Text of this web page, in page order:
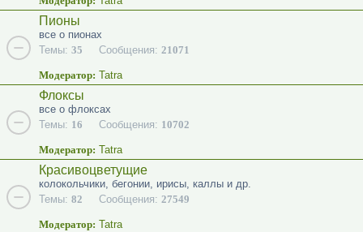
Пионы
все о пионах
Темы: 35 Сообщения: 21071
Модератор: Tatra
Флоксы
все о флоксах
Темы: 16 Сообщения: 10702
Модератор: Tatra
Красивоцветущие
колокольчики, бегонии, ирисы, каллы и др.
Темы: 82 Сообщения: 27549
Модератор: Tatra